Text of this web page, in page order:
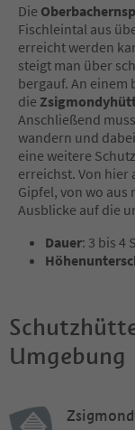
Die
Fischleintal aus
erreicht werden
steigt man über
bergauf. An einem
die
Anschließend
wandern und
eine weitere
erreichst. Von hier
Gipfel, von wo
Ausblicke auf die
Dauer: 3 bis 4
Umgebung